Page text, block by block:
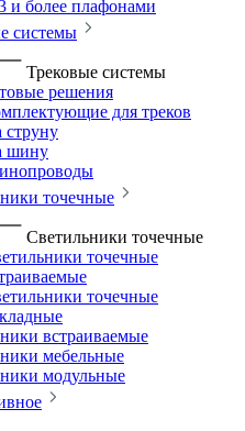
и более плафонами
системы
Трековые системы
решения
для треков
струну
шину
точечные
Светильники точечные
точечные
точечные
встраиваемые
мебельные
модульные